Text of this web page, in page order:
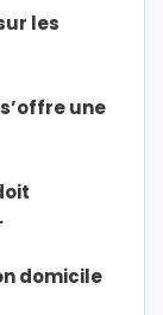
les
une
domicile